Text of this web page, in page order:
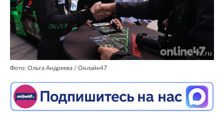
Фото: Ольга Андреева / Онлайн47